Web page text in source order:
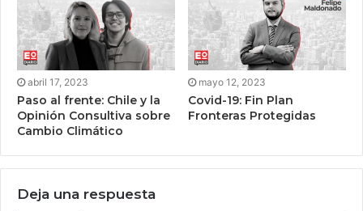
abril 17, 2023
Paso al frente: Chile y la
Opinión Consultiva sobre
Cambio Climático
mayo 12, 2023
Covid-19: Fin Plan
Fronteras Protegidas
Deja una respuesta